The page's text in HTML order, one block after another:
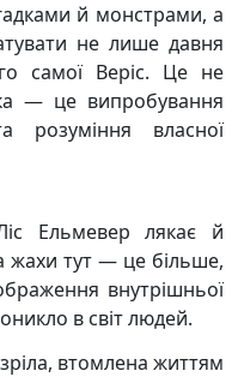
й монстрами, а
не лише давня
самої Веріс. Це не
— це випробування
розуміння власної
Ельмевер лякає й
жахи тут — це більше,
внутрішньої
в світ людей.
втомлена життям